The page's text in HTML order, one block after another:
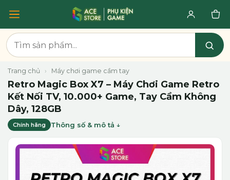
Trang chủ › Máy chơi game cầm tay
Retro Magic Box X7 – Máy Chơi Game Retro
Kết Nối TV, 10.000+ Game, Tay Cầm Không
Dây, 128GB
Chính hãng Thông số & mô tả